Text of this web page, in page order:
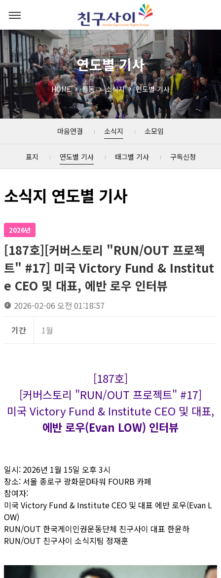
연도별 기사
HOME 활동 소식지 연도별 기사
마음연결 소식지 소모임
표지 연도별 기사 태그별 기사 구독신청
소식지 연도별 기사
2026년
[187호][커버스토리 "RUN/OUT 프로젝
트" #17] 미국 Victory Fund & Institut
e CEO 및 대표, 에반 로우 인터뷰
2026-02-06 오전 01:18:57
기간 1월
[187호]
[커버스토리 "RUN/OUT 프로젝트" #17]
미국 Victory Fund & Institute CEO 및 대표,
에반 로우(Evan LOW) 인터뷰
일시: 2026년 1월 15일 오후 3시
장소: 서울 종로구 광화문D타워 FOURB 카페
참여자:
미국 Victory Fund & Institute CEO 및 대표 에반 로우(Evan L
OW)
RUN/OUT 한국게이인권운동단체 친구사이 대표 한윤하
RUN/OUT 친구사이 소식지팀 정재훈